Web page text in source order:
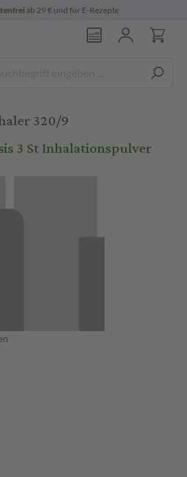
ab 29 € und für E-Rezepte
320/9
3 St Inhalationspulver